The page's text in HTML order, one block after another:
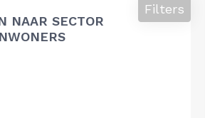
NAAR SECTOR
Filters